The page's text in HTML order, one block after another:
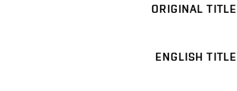
ORIGINAL TITLE
ENGLISH TITLE